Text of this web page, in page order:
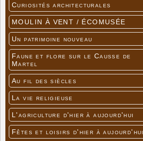
Curiosités architecturales
MOULIN À VENT / ÉCOMUSÉE
Un patrimoine nouveau
Faune et flore sur le Causse de
Martel
Au fil des siècles
La vie religieuse
L'agriculture d'hier à aujourd'hui
Fêtes et loisirs d'hier à aujourd'hui